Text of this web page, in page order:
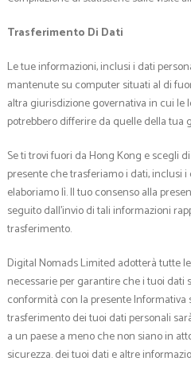
Trasferimento Di Dati
Le tue informazioni, inclusi i dati
mantenute su computer situati al di
altra giurisdizione governativa in cui le
potrebbero differire da quelle della tua
Se ti trovi fuori da Hong Kong e scegli
presente che trasferiamo i dati, inclusi
elaboriamo lì. Il tuo consenso alla
seguito dall’invio di tali informazioni
trasferimento.
Digital Nomads Limited adotterà tutte
necessarie per garantire che i tuoi
conformità con la presente Informativa
trasferimento dei tuoi dati personali
a un paese a meno che non siano in
sicurezza. dei tuoi dati e altre